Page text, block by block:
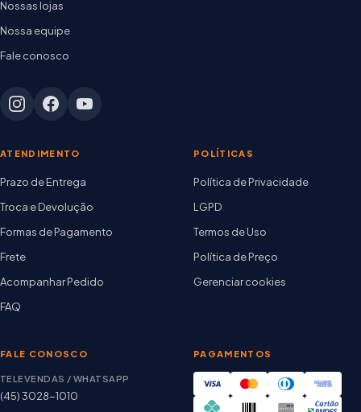
Nossas lojas
Nossa equipe
Fale conosco
ATENDIMENTO
Prazo de Entrega
Troca e Devolução
Formas de Pagamento
Frete
Acompanhar Pedido
FAQ
POLÍTICAS
Política de Privacidade
LGPD
Termos de Uso
Política de Preço
Gerenciar cookies
FALE CONOSCO
TELEVENDAS / WHATSAPP
(45) 3028-1010
PAGAMENTOS